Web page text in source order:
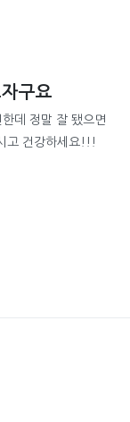
구요
데 정말 잘 됐으면
고 건강하세요!!!